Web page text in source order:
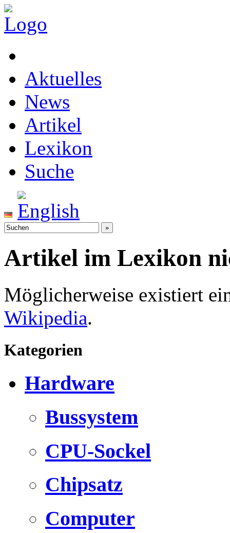
Aktuelles
News
Artikel
Lexikon
Suche
Artikel im Lexikon
Möglicherweise existiert
Wikipedia.
Kategorien
Hardware
Bussystem
CPU-Sockel
Chipsatz
Computer